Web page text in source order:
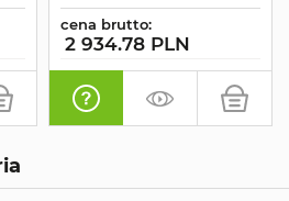
cena brutto:
2 934.78 PLN